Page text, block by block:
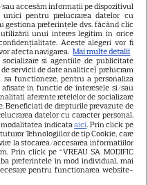
pentru Anne
și Emily Blunt la
se îmbracă de la
Ce salarii ar fi primit
decizie radicală
său film! Ce
a făcut actorul
accesăm informații pe dispozitivul
pentru prelucrarea datelor cu
gestiona preferințele dvs. făcând clic
unui interes legitim în orice
Aceste alegeri vor fi
afecta navigarea. Mai multe detalii
si agentiile de publicitate
servicii de date analitice) prelucram
functioneze, pentru a personaliza
in functie de interesele si/sau
aferente retelelor de socializare
Beneficiati de drepturile prevazute de
datelor cu caracter personal.
modalitatea indicataaici. Prin click pe
tuturor Tehnologiilor de tip Cookie, care
la stocarea/accesarea informatiilor
Prin click pe “VREAU SA MODIFIC
preferintele in mod individual, mai
pentru functionarea website-